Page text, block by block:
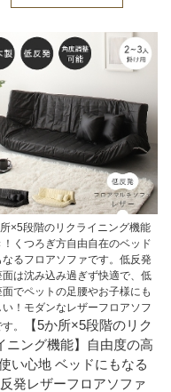
×5段階のリクライニング機能
！くつろぎ方自由自在のベッド
なるフロアソファです。低反発
面は沈み込み過ぎず快適で、低
面でペットの足腰やお子様にも
い！モダンなレザーフロアソフ
。
【5か所×5段階のリク
ニング機能】自由度の高
い心地 ベッドにもなる
発レザーフロアソファ